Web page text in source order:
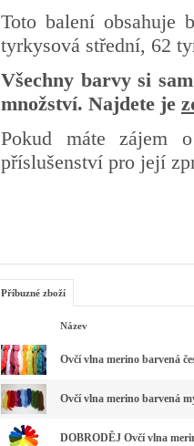
Toto balení obsahuje
tyrkysová střední, 62
Všechny barvy si
množství. Najdete je
Pokud máte zájem
příslušenství pro její
Příbuzné zboží
Název
Ovčí vlna merino barvená
Ovčí vlna merino barvená
DOBRODĚJ Ovčí vlna